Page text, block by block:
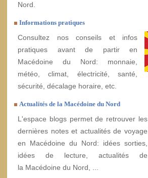
Nord.
Informations pratiques
Consultez nos conseils et infos
pratiques avant de partir en
Macédoine du Nord: monnaie,
météo, climat, électricité, santé,
sécurité, décalage horaire, etc.
Actualités de la Macédoine du Nord
L'espace blogs permet de retrouver les
dernières notes et actualités de voyage
en Macédoine du Nord: idées sorties,
idées de lecture, actualités de
la Macédoine du Nord, ...